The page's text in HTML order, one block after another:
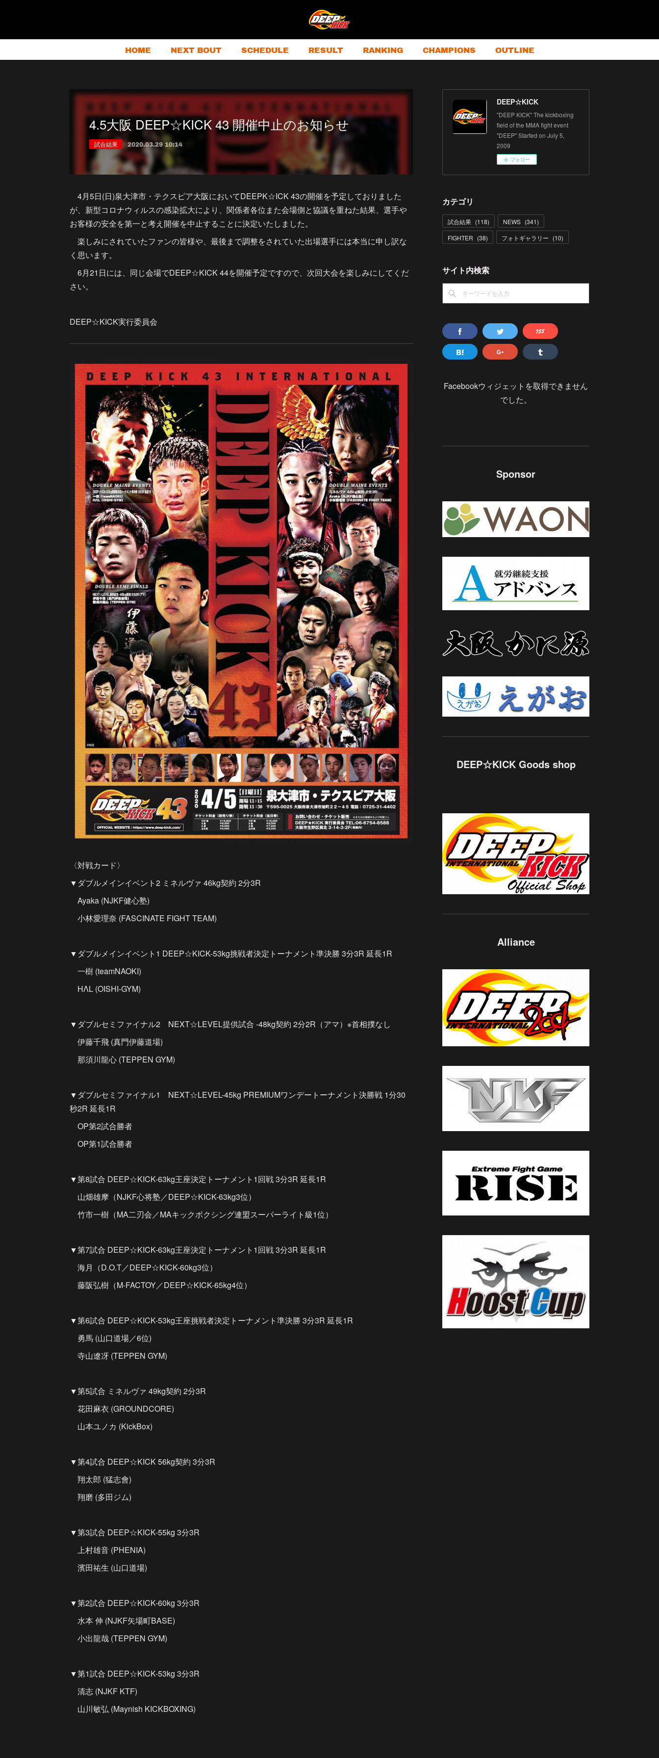
HOME NEXT BOUT SCHEDULE RESULT RANKING CHAMPIONS OUTLINE
4.5大阪 DEEP☆KICK 43 開催中止のお知らせ
試合結果 2020.03.29 10:14
4月5日(日)泉大津市・テクスピア大阪においてDEEPK☆ICK 43の開催を予定しておりました
が、新型コロナウィルスの感染拡大により、関係者各位また会場側と協議を重ねた結果、選手や
お客様の安全を第一と考え開催を中止することに決定いたしました。
楽しみにされていたファンの皆様や、最後まで調整をされていた出場選手には本当に申し訳な
く思います。
6月21日には、同じ会場でDEEP☆KICK 44を開催予定ですので、次回大会を楽しみにしてくだ
さい。
DEEP☆KICK実行委員会
〈対戦カード〉
▼ダブルメインイベント2 ミネルヴァ 46kg契約 2分3R
Ayaka (NJKF健心塾)
小林愛理奈 (FASCINATE FIGHT TEAM)
▼ダブルメインイベント1 DEEP☆KICK-53kg挑戦者決定トーナメント準決勝 3分3R 延長1R
一樹 (teamNAOKI)
HΛL (OISHI-GYM)
▼ダブルセミファイナル2 NEXT☆LEVEL提供試合 -48kg契約 2分2R（アマ）※首相撲なし
伊藤千飛 (真門伊藤道場)
那須川龍心 (TEPPEN GYM)
▼ダブルセミファイナル1 NEXT☆LEVEL-45kg PREMIUMワンデートーナメント決勝戦 1分30
秒2R 延長1R
OP第2試合勝者
OP第1試合勝者
▼第8試合 DEEP☆KICK-63kg王座決定トーナメント1回戦 3分3R 延長1R
山畑雄摩（NJKF心将塾／DEEP☆KICK-63kg3位）
竹市一樹（MA二刃会／MAキックボクシング連盟スーパーライト級1位）
▼第7試合 DEEP☆KICK-63kg王座決定トーナメント1回戦 3分3R 延長1R
海月（D.O.T／DEEP☆KICK-60kg3位）
藤阪弘樹（M-FACTOY／DEEP☆KICK-65kg4位）
▼第6試合 DEEP☆KICK-53kg王座挑戦者決定トーナメント準決勝 3分3R 延長1R
勇馬 (山口道場／6位)
寺山遼冴 (TEPPEN GYM)
▼第5試合 ミネルヴァ 49kg契約 2分3R
花田麻衣 (GROUNDCORE)
山本ユノカ (KickBox)
▼第4試合 DEEP☆KICK 56kg契約 3分3R
翔太郎 (猛志會)
翔磨 (多田ジム)
▼第3試合 DEEP☆KICK-55kg 3分3R
上村雄音 (PHENIA)
濱田祐生 (山口道場)
▼第2試合 DEEP☆KICK-60kg 3分3R
水本 伸 (NJKF矢場町BASE)
小出龍哉 (TEPPEN GYM)
▼第1試合 DEEP☆KICK-53kg 3分3R
清志 (NJKF KTF)
山川敏弘 (Maynish KICKBOXING)
DEEP☆KICK
"DEEP KICK" The kickboxing
field of the MMA fight event
"DEEP" Started on July 5,
2009
フォロー
カテゴリ
試合結果 (118) NEWS (341)
FIGHTER (38) フォトギャラリー (10)
サイト内検索
Facebookウィジェットを取得できません
でした。
Sponsor
DEEP☆KICK Goods shop
Alliance